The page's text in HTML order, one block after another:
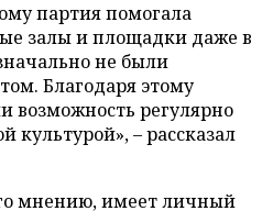
партия помогала
залы и площадки даже в
не были
Благодаря этому
возможность регулярно
культурой», – рассказал
мнению, имеет личный